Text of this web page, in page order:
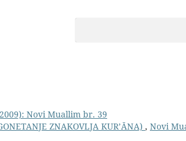
Novi Muallim br. 39
ZNAKOVLJA KUR’ĀNA) , Novi